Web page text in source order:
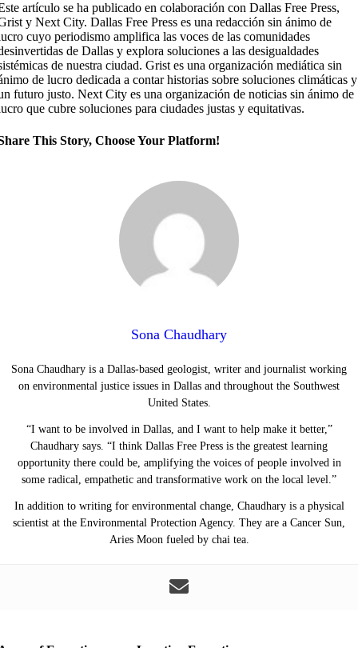
artículo se ha publicado en colaboración con Dallas Free Press,
y Next City. Dallas Free Press es una redacción sin ánimo de
cuyo periodismo amplifica las voces de las comunidades
de Dallas y explora soluciones a las desigualdades
de nuestra ciudad. Grist es una organización mediática sin
de lucro dedicada a contar historias sobre soluciones climáticas y
futuro justo. Next City es una organización de noticias sin ánimo de
que cubre soluciones para ciudades justas y equitativas.
This Story, Choose Your Platform!
Sona Chaudhary
Sona Chaudhary is a Dallas-based geologist, writer and journalist working
on environmental justice issues in Dallas and throughout the Southwest
United States.
“I want to be involved in Dallas, and I want to help make it better,”
Chaudhary says. “I think Dallas Free Press is the greatest learning
opportunity there could be, amplifying the voices of people involved in
some radical, empathetic and transformative work on the local level.”
In addition to writing for environmental change, Chaudhary is a physical
scientist at the Environmental Protection Agency. They are a Cancer Sun,
Aries Moon fueled by chai tea.